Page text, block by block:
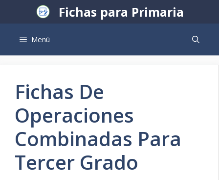
Fichas para Primaria
Menú
Fichas De
Operaciones
Combinadas Para
Tercer Grado